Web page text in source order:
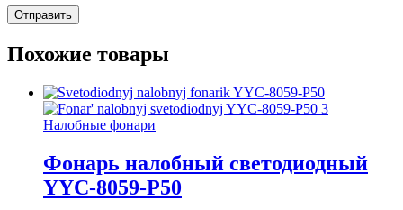
Похожие товары
Налобные фонари
Фонарь налобный светодиодный
YYC-8059-P50